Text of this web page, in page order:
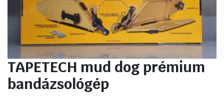
TAPETECH mud dog prémium
bandázsológép